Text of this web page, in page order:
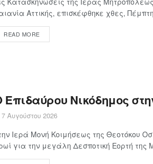
Αττικής, επισκέφθηκε χθες,
READ MORE
Επιδαύρου Νικόδημος
7 Αυγούστου 2026
Ιερά Μονή Κοιμήσεως της Θεοτόκου
για την μεγάλη Δεσποτική Εορτή